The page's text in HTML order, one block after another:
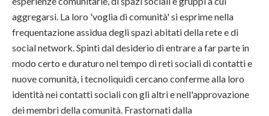
aggregarsi. La loro 'voglia di comunità' si esprime nella
frequentazione assidua degli spazi abitati della rete e di
social network. Spinti dal desiderio di entrare a far parte in
modo certo e duraturo nel tempo di reti sociali di contatti e
nuove comunità, i tecnoliquidi cercano conferme alla loro
identità nei contatti sociali con gli altri e nell'approvazione
dei membri della comunità. Frastornati dalla